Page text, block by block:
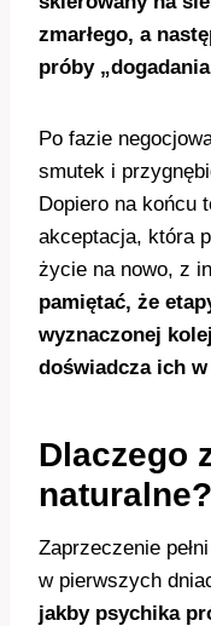
zmarłego, a
próby
Po fazie
smutek i
Dopiero na końcu
akceptacja, która
życie na nowo, z
pamiętać, że
wyznaczonej
doświadcza ich
Dlaczego
naturalne?
Zaprzeczenie
w pierwszych
jakby psychika